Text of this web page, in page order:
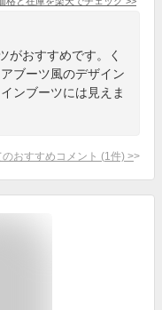
がおすすめです。く
ブーツ風のデザイン
ンブーツには見えま
のおすすめコメント (1 件) >